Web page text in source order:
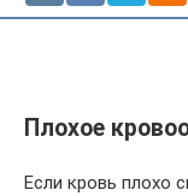
Плохое
Если кровь плохо